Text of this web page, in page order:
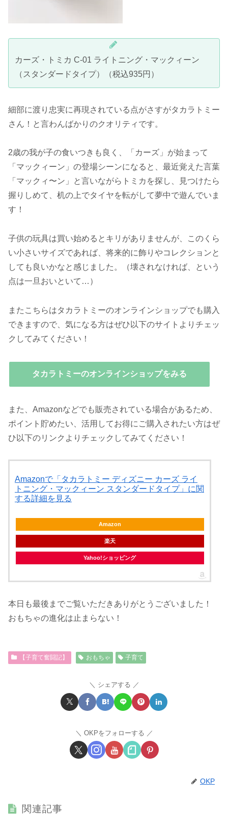
カーズ・トミカ C-01 ライトニング・マックィーン
（スタンダードタイプ）（税込935円）
細部に渡り忠実に再現されている点がさすがタカラトミー
さん！と言わんばかりのクオリティです。
2歳の我が子の食いつきも良く、「カーズ」が始まって
「マックィーン」の登場シーンになると、最近覚えた言葉
「マックィ〜ン」と言いながらトミカを探し、見つけたら
握りしめて、机の上でタイヤを転がして夢中で遊んでいま
す！
子供の玩具は買い始めるとキリがありませんが、このくら
い小さいサイズであれば、将来的に飾りやコレクションと
しても良いかなと感じました。（壊されなければ、という
点は一旦おいといて…）
またこちらはタカラトミーのオンラインショップでも購入
できますので、気になる方はぜひ以下のサイトよりチェッ
クしてみてください！
タカラトミーのオンラインショップをみる
また、Amazonなどでも販売されている場合があるため、
ポイント貯めたい、活用してお得にご購入されたい方はぜ
ひ以下のリンクよりチェックしてみてください！
Amazonで「タカラトミー ディズニー カーズ ライ
トニング・マックィーン スタンダードタイプ」に関
する詳細を見る
Amazon
楽天
Yahoo!ショッピング
本日も最後までご覧いただきありがとうございました！
おもちゃの進化は止まらない！
【子育て奮闘記】 おもちゃ 子育て
シェアする
OKPをフォローする
OKP
関連記事